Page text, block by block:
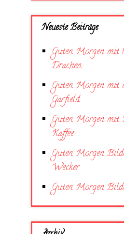
Neueste Beiträge
Guten Morgen mit
Drachen
Guten Morgen mit
Garfield
Guten Morgen mit
Kaffee
Guten Morgen
Wecker
Guten Morgen